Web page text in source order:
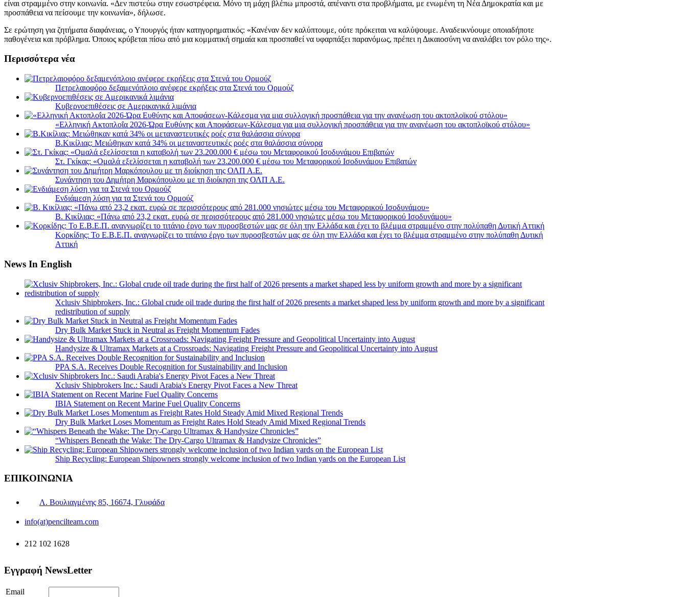
είναι στραμμένο στην κοινωνία. «Δεν πιστεύω στην εσωστρέφεια. Μόνο τη μάχη βλέπω μπροστά, απέναντι στα προβλήματα, με ενωμένη τη Νέα Δημοκρατία και με
προσπάθεια να πείσουμε την κοινωνία», δήλωσε.
Σε ερώτηση για ζητήματα διαφάνειας, ο Υπουργός ήταν κατηγορηματικός: «Κανέναν δεν καλύπτουμε, ούτε πρόκειται να καλύψουμε. Αναδεικνύουμε οποιαδήποτε
παθογένεια και πρόβλημα. Όποιος κρύβεται πίσω από μια κομματική σημαία και προσπαθεί να υφαρπάξει παρανόμως, πρέπει η Δικαιοσύνη να αναλάβει τον ρόλο της».
Περισσότερα νέα
Πετρελαιοφόρο δεξαμενόπλοιο ανέφερε εκρήξεις στα Στενά του Ορμούζ
Κυβερνοεπιθέσεις σε Αμερικανικά λιμάνια
«Ελληνική Ακτοπλοΐα 2026-Ώρα Ευθύνης και Αποφάσεων-Κάλεσμα για μια συλλογική προσπάθεια για την ανανέωση του ακτοπλοϊκού στόλου»
B.Κικίλιας: Μειώθηκαν κατά 34% οι μεταναστευτικές ροές στα θαλάσσια σύνορα
Στ. Γκίκας: «Ομαλά εξελίσσεται η καταβολή των 23.200.000 € μέσω του Μεταφορικού Ισοδυνάμου Επιβατών
Συνάντηση του Δημήτρη Μαρκόπουλου με τη διοίκηση της ΟΛΠ Α.Ε.
Ενδιάμεση λύση για τα Στενά του Ορμούζ
Β. Κικίλιας: «Πάνω από 23,2 εκατ. ευρώ σε περισσότερους από 281.000 νησιώτες μέσω του Μεταφορικού Ισοδυνάμου»
Κορκίδης: Το Ε.Β.Ε.Π. αναγνωρίζει το τιτάνιο έργο των πυροσβεστών μας σε όλη την Ελλάδα και έχει το βλέμμα στραμμένο στην πολύπαθη Δυτική
Αττική
News In English
Xclusiv Shipbrokers, Inc.: Global crude oil trade during the first half of 2026 presents a market shaped less by uniform growth and more by a significant
redistribution of supply
Dry Bulk Market Stuck in Neutral as Freight Momentum Fades
Handysize & Ultramax Markets at a Crossroads: Navigating Freight Pressure and Geopolitical Uncertainty into August
PPA S.A. Receives Double Recognition for Sustainability and Inclusion
Xclusiv Shipbrokers Inc.: Saudi Arabia's Energy Pivot Faces a New Threat
IBIA Statement on Recent Marine Fuel Quality Concerns
Dry Bulk Market Loses Momentum as Freight Rates Hold Steady Amid Mixed Regional Trends
“Whispers Beneath the Wake: The Dry‑Cargo Ultramax & Handysize Chronicles”
Ship Recycling: European Shipowners strongly welcome inclusion of two Indian yards on the European List
ΕΠΙΚΟΙΝΩΝΙΑ
Λ. Βουλιαγμένης 85, 16674, Γλυφάδα
info(at)pencilteam.com
212 102 1628
Εγγραφή NewsLetter
Email